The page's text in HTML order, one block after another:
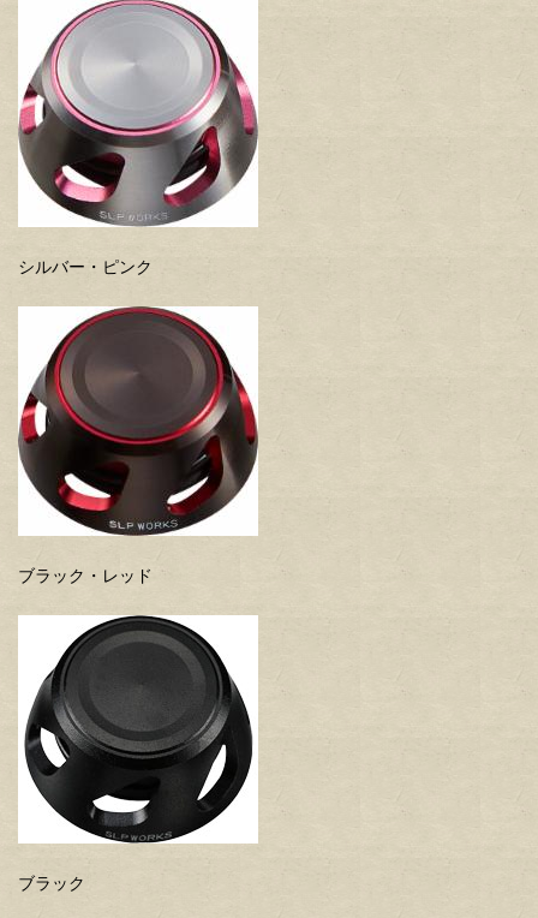
シルバー・ピンク
ブラック・レッド
ブラック